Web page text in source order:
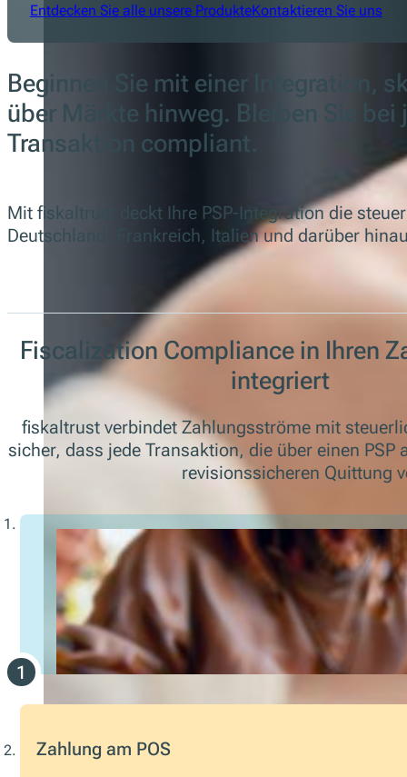
Entdecken Sie alle unsere ProdukteKontaktieren Sie uns
Beginnen Sie mit einer Integration,
über Märkte hinweg. Bleiben Sie bei
Transaktion compliant.
Mit fiskaltrust deckt Ihre PSP-Integration die
Deutschland, Frankreich, Italien und darüber
Fiscalization Compliance in Ihren
integriert
fiskaltrust verbindet Zahlungsströme mit
sicher, dass jede Transaktion, die über einen
revisionssicheren Quittung
Zahlung am POS